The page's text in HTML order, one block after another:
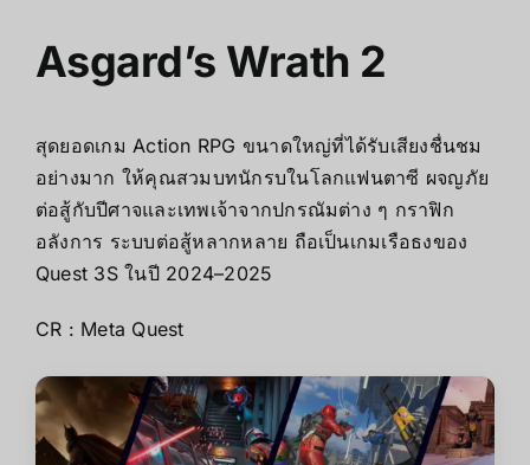
Asgard’s Wrath 2
สุดยอดเกม Action RPG ขนาดใหญ่ที่ได้รับเสียงชื่นชม
อย่างมาก ให้คุณสวมบทนักรบในโลกแฟนตาซี ผจญภัย
ต่อสู้กับปีศาจและเทพเจ้าจากปกรณัมต่าง ๆ กราฟิก
อลังการ ระบบต่อสู้หลากหลาย ถือเป็นเกมเรือธงของ
Quest 3S ในปี 2024–2025
CR : Meta Quest